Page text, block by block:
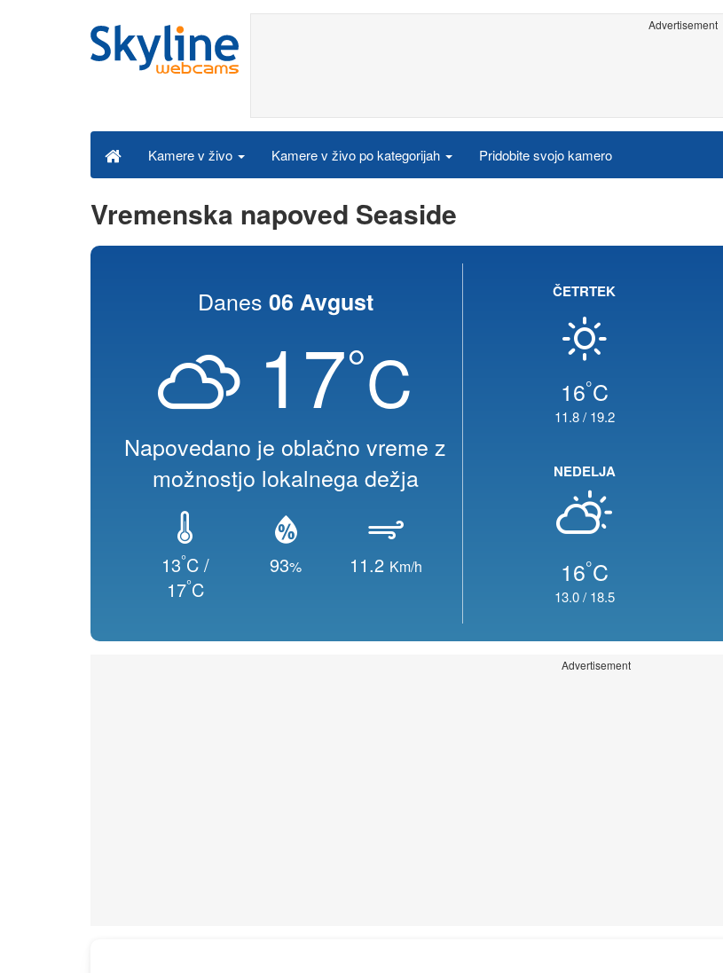
Advertisement
Kamere v živo Kamere v živo po kategorijah Pridobite svojo kamero
Vremenska napoved Seaside
Danes 06 Avgust
17°C
Napovedano je oblačno vreme z
možnostjo lokalnega dežja
13°C /
17°C
93% 11.2 Km/h
ČETRTEK
16°C
11.8/ 19.2
NEDELJA
16°C
13.0/ 18.5
Advertisement